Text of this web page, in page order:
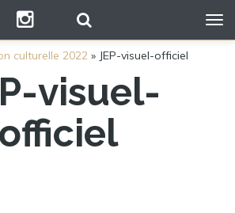
culturelle 2022 » JEP-visuel-officiel
visuel-
officiel